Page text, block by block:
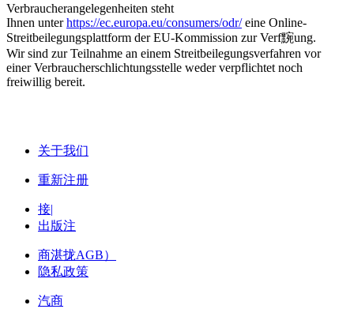
Verbraucherangelegenheiten steht
Ihnen unterhttps://ec.europa.eu/consumers/odr/eine Online-
Streitbeilegungsplattform der EU-Kommission zur Verf黦ung.
Wir sind zur Teilnahme an einem Streitbeilegungsverfahren vor
einer Verbraucherschlichtungsstelle weder verpflichtet noch
freiwillig bereit.
关于我们
重新注册
接|
出版注
商湛拢AGB）
隐私政策
汽商